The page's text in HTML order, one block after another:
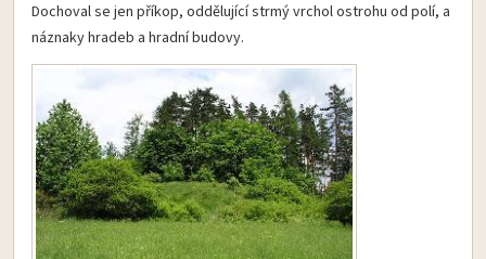
Dochoval se jen příkop, oddělující strmý vrchol ostrohu od polí, a
náznaky hradeb a hradní budovy.